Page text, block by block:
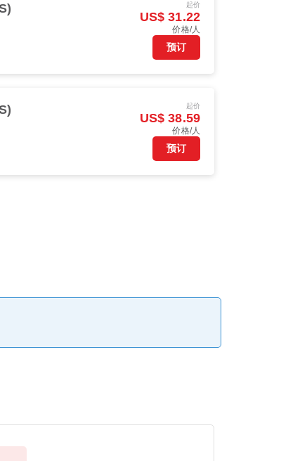
起价
US$ 31.22
价格/人
预订
起价
US$ 38.59
价格/人
预订